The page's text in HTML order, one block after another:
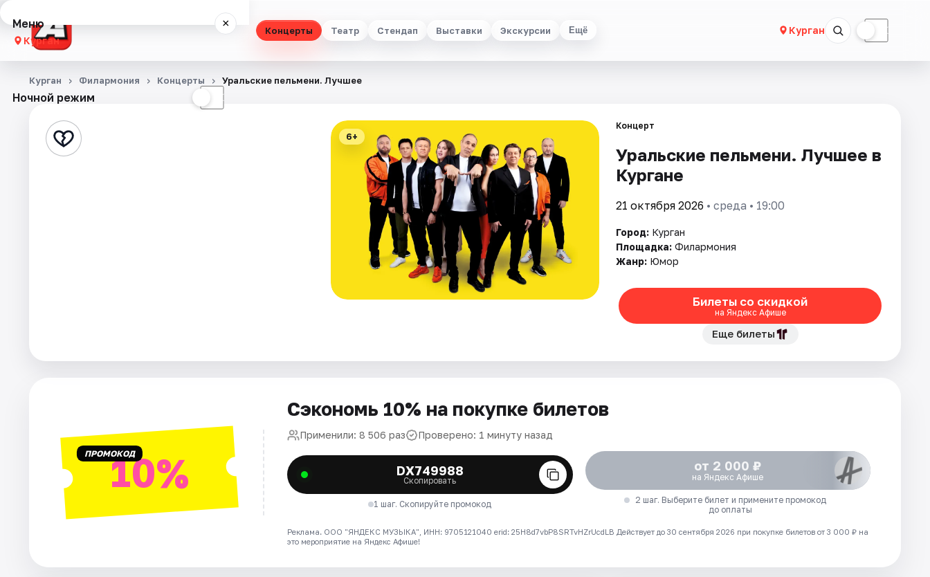
Концерты Театр Стендап Выставки Экскурсии Ещё Курган ☾
Меню ×
Курган
Концерты
Стендап
Ночной режим ☾
Курган Филармония Концерты Уральские пельмени. Лучшее
6+
Концерт
Уральские пельмени. Лучшее в
Кургане
21 октября 2026 • среда • 19:00
Город: Курган
Площадка: Филармония
Жанр: Юмор
Билеты со скидкой
на Яндекс Афише
Еще билеты
ПРОМОКОД10%
Сэкономь 10% на покупке билетов
Применили: 8 506 раз Проверено: 1 минуту назад
DX749988
Скопировать
1 шаг. Скопируйте промокод
от 2 000 ₽
на Яндекс Афише
2 шаг. Выберите билет и примените промокод
до оплаты
Реклама. ООО "ЯНДЕКС МУЗЫКА", ИНН: 9705121040 erid: 25H8d7vbP8SRTvHZrUcdLB Действует до 30 сентября 2026 при покупке билетов от 3 000 ₽ на
это мероприятие на Яндекс Афише!